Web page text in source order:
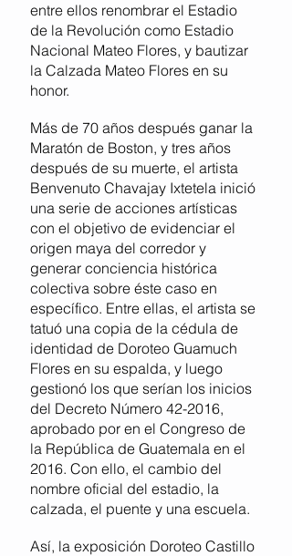
entre ellos renombrar el Estadio
de la Revolución como Estadio
Nacional Mateo Flores, y bautizar
la Calzada Mateo Flores en su
honor.
Más de 70 años después ganar la
Maratón de Boston, y tres años
después de su muerte, el artista
Benvenuto Chavajay Ixtetela inició
una serie de acciones artísticas
con el objetivo de evidenciar el
origen maya del corredor y
generar conciencia histórica
colectiva sobre éste caso en
específico. Entre ellas, el artista se
tatuó una copia de la cédula de
identidad de Doroteo Guamuch
Flores en su espalda, y luego
gestionó los que serían los inicios
del Decreto Número 42-2016,
aprobado por en el Congreso de
la República de Guatemala en el
2016. Con ello, el cambio del
nombre oficial del estadio, la
calzada, el puente y una escuela.
Así, la exposición Doroteo Castillo